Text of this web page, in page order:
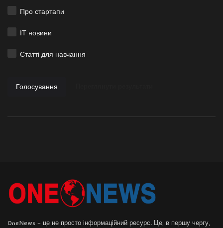
Про стартапи
ІТ новини
Статті для навчання
Голосування
OneNews – це не просто інформаційний ресурс. Це, в першу чергу,